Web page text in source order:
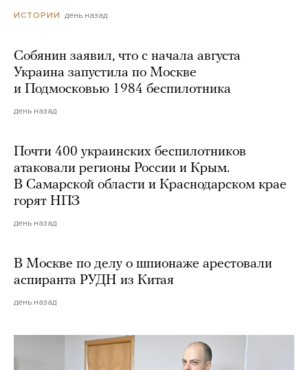
ИСТОРИИ день назад
Собянин заявил, что с начала августа
Украина запустила по Москве
и Подмосковью 1984 беспилотника
день назад
Почти 400 украинских беспилотников
атаковали регионы России и Крым.
В Самарской области и Краснодарском крае
горят НПЗ
день назад
В Москве по делу о шпионаже арестовали
аспиранта РУДН из Китая
день назад